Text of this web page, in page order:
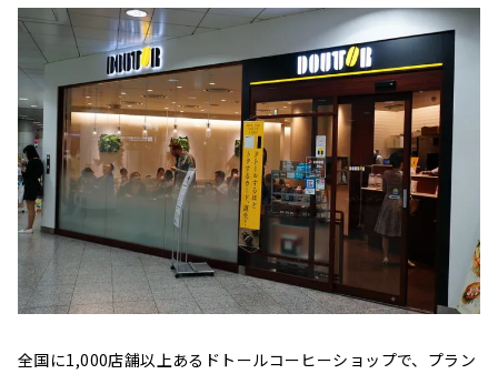
全国に1,000店舗以上あるドトールコーヒーショップで、プラン